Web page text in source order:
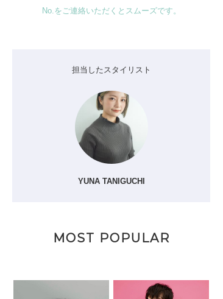
No.をご連絡いただくとスムーズです。
担当したスタイリスト
YUNA TANIGUCHI
MOST POPULAR